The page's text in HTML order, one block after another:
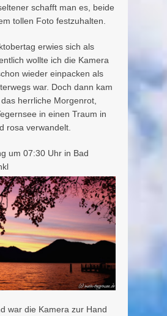
schafft man es, beide
tollen Foto festzuhalten.
erwies sich als
wollte ich die Kamera
wieder einpacken als
war. Doch dann kam
herrliche Morgenrot,
in einen Traum in
rosa verwandelt.
um 07:30 Uhr in Bad
war die Kamera zur Hand